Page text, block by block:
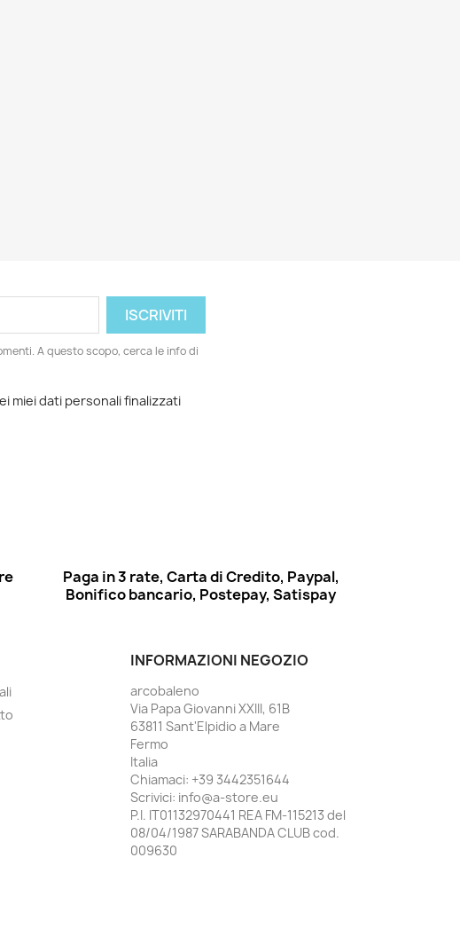
A questo scopo, cerca le info di
miei dati personali finalizzati
Paga in 3 rate, Carta di Credito, Paypal,
Bonifico bancario, Postepay, Satispay
INFORMAZIONI NEGOZIO
arcobaleno
Via Papa Giovanni XXIII, 61B
63811 Sant'Elpidio a Mare
Fermo
Italia
Chiamaci: +39 3442351644
Scrivici: info@a-store.eu
P.I. IT01132970441 REA FM-115213 del
08/04/1987 SARABANDA CLUB cod.
009630